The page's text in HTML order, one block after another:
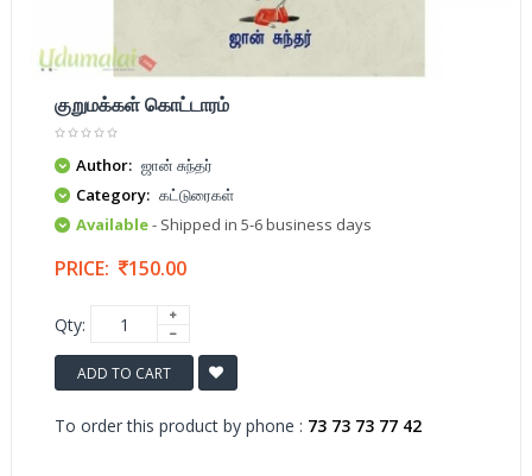
குறுமக்கள் கொட்டாரம்
Author: ஜான் சுந்தர்
Category: கட்டுரைகள்
Available- Shipped in 5-6 business days
PRICE: 150.00
Qty:
ADD TO CART
To order this product by phone : 73 73 73 77 42